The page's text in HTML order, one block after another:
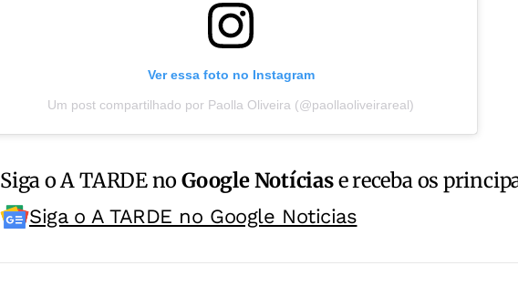
Ver essa foto no Instagram
Um post compartilhado por Paolla Oliveira (@paollaoliveirareal)
Siga o A TARDE noGoogle Notíciase receba os
Siga o A TARDE no Google Noticias